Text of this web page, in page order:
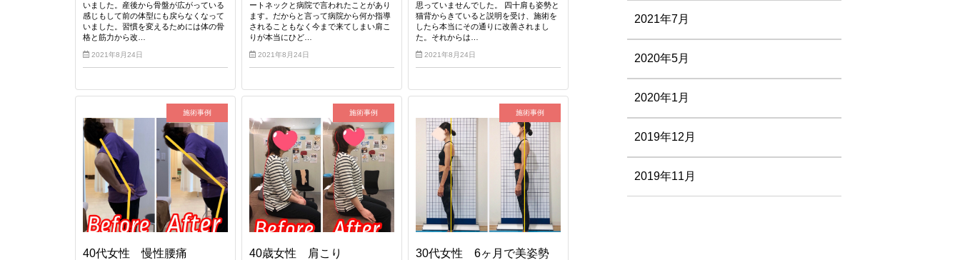
いました。産後から骨盤が広がっている
感じもして前の体型にも戻らなくなって
いました。習慣を変えるためには体の骨
格と筋力から改…
2021年8月24日
ートネックと病院で言われたことがあり
ます。だからと言って病院から何か指導
されることもなく今まで来てしまい肩こ
りが本当にひど…
2021年8月24日
思っていませんでした。 四十肩も姿勢と
猫背からきていると説明を受け、施術を
したら本当にその通りに改善されまし
た。それからは…
2021年8月24日
施術事例
40代女性 慢性腰痛
施術事例
40歳女性 肩こり
施術事例
30代女性 6ヶ月で美姿勢
2021年7月
2020年5月
2020年1月
2019年12月
2019年11月